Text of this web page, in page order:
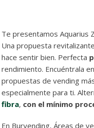
Te presentamos Aquarius
Una propuesta
hace sentir bien. Perfecta
rendimiento. Encuéntrala
propuestas de vending
especialmente para ti.
fibra, con el mínimo
En Burvending, Áreas de